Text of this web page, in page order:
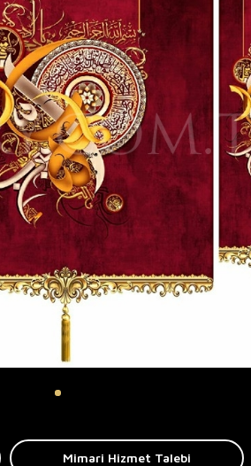
Mimari Hizmet Talebi